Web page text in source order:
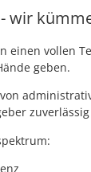
wir
einen vollen
geben.